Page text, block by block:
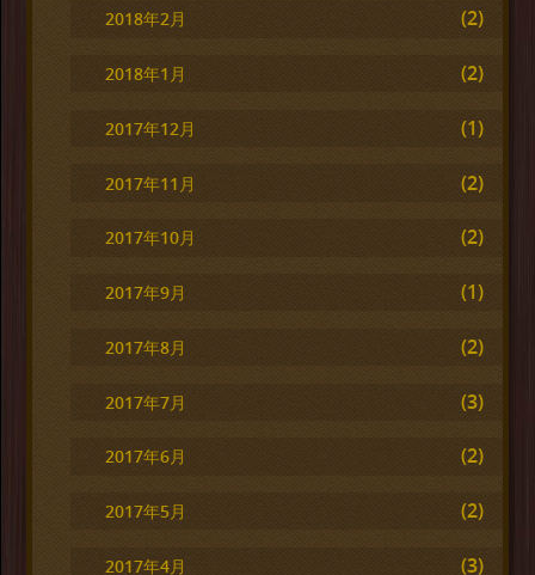
2018年2月 (2)
2018年1月 (2)
2017年12月 (1)
2017年11月 (2)
2017年10月 (2)
2017年9月 (1)
2017年8月 (2)
2017年7月 (3)
2017年6月 (2)
2017年5月 (2)
2017年4月 (3)